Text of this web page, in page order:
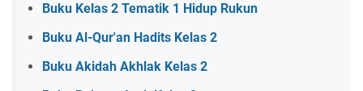
Buku Kelas 2 Tematik 1 Hidup Rukun
Buku Al-Qur'an Hadits Kelas 2
Buku Akidah Akhlak Kelas 2